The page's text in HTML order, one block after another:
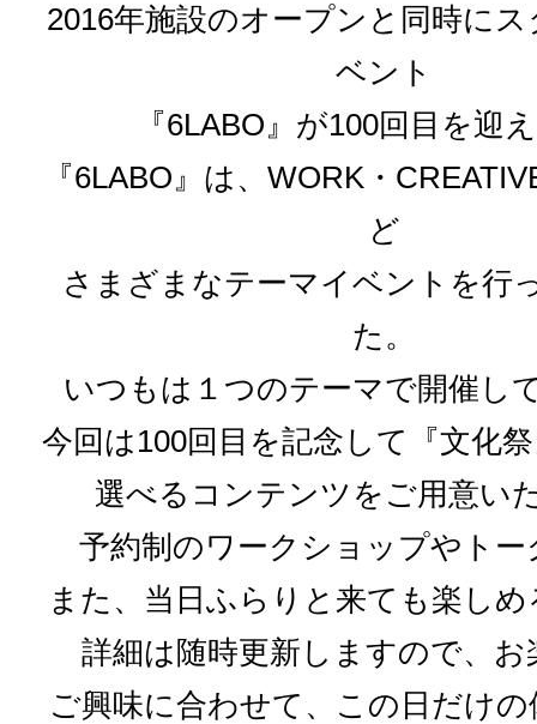
2016年施設のオープンと同時に
ベント
『6LABO』が100回目を迎
『6LABO』は、WORK・
ど
さまざまなテーマイベントを行
た。
いつもは１つのテーマで開催し
今回は100回目を記念して『文化
選べるコンテンツをご用意い
予約制のワークショップやト
また、当日ふらりと来ても楽し
詳細は随時更新しますので、お
ご興味に合わせて、この日だけ